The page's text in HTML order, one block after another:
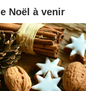
Noël à venir